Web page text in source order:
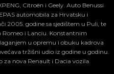
Citroën i Geely. Auto Benussi
automobila za Hrvatsku i
2005. godine sa sjedištem u Puli, te
i Lanciu. Konstantnim
u opremu i obuku kadrova
tržišni udio iz godine u godinu.
za nova Renault i Dacia vozila.